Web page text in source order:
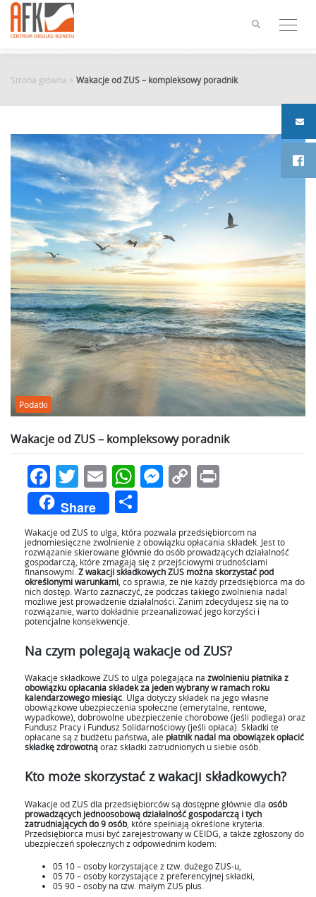
content
Strona główna > Wakacje od ZUS – kompleksowy poradnik
Podatki
Wakacje od ZUS – kompleksowy poradnik
Facebook
Twitter
EmailWhatsApp
Messenger
Copy
Share
się
Wakacje od ZUS to ulga, która pozwala przedsiębiorcom na
jednomiesięczne zwolnienie z obowiązku opłacania składek. Jest to
rozwiązanie skierowane głównie do osób prowadzących działalność
gospodarczą, które zmagają się z przejściowymi trudnościami
finansowymi. Z wakacji składkowych ZUS można skorzystać pod
określonymi warunkami , co sprawia, że nie każdy przedsiębiorca ma do
nich dostęp. Warto zaznaczyć, że podczas takiego zwolnienia nadal
możliwe jest prowadzenie działalności. Zanim zdecydujesz się na to
rozwiązanie, warto dokładnie przeanalizować jego korzyści i
potencjalne konsekwencje.
Na czym polegają wakacje od ZUS?
Wakacje składkowe ZUS to ulga polegająca na zwolnieniu płatnika z
obowiązku opłacania składek za jeden wybrany w ramach roku
kalendarzowego miesiąc. Ulga dotyczy składek na jego własne
obowiązkowe ubezpieczenia społeczne (emerytalne, rentowe,
wypadkowe), dobrowolne ubezpieczenie chorobowe (jeśli podlega) oraz
Fundusz Pracy i Fundusz Solidarnościowy (jeśli opłaca). Składki te
opłacane są z budżetu państwa, ale płatnik nadal ma obowiązek opłacić
składkę zdrowotnąoraz składki zatrudnionych u siebie osób.
Kto może skorzystać z wakacji składkowych?
Wakacje od ZUS dla przedsiębiorców są dostępne głównie dla osób
prowadzących jednoosobową działalność gospodarczą i tych
zatrudniających do 9 osób, które spełniają określone kryteria.
Przedsiębiorca musi być zarejestrowany w CEIDG, a także zgłoszony do
ubezpieczeń społecznych z odpowiednim kodem:
05 10 – osoby korzystające z tzw. dużego ZUS-u,
05 70 – osoby korzystające z preferencyjnej składki,
05 90 – osoby na tzw. małym ZUS plus.